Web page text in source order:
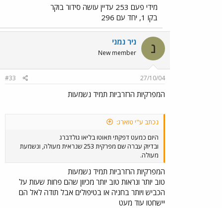
מידי פעם 253 עדיין עושה סידור בוקר
בקו 1, יחד עם 296
נ ניר נמני
New member
27/10/04
#33
המפרקיות הרזרביות תמיד נשמעות
נכתב ע"י טוארג:
היום כמעט דפקתי תאוטו בליאו גולדברג
ובדיוק עברה שם מפרקית 253 שנראית מעולה, ונשמעת
מעולה.
המפרקיות הרזרביות תמיד נשמעות
טוב יותר ונראות טוב יותר מכיוון שהם פחות שעות על
הכביש ויותר בחניה או בטיפולים אבל תודה לאל הם
יישחטו עוד מעט